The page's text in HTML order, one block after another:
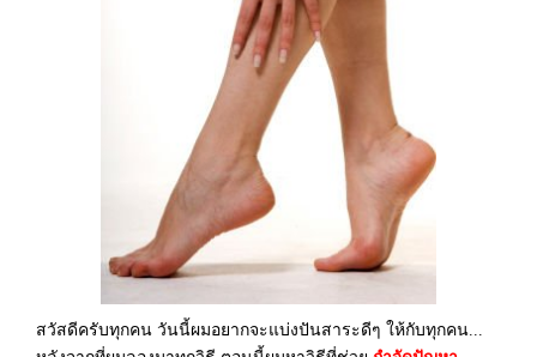
สวัสดีครับทุกคน วันนี้ผมอยากจะแบ่งปันสาระดีๆ ให้กับทุกคน...